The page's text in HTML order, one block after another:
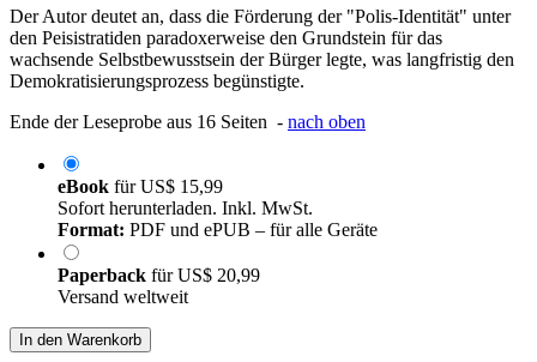
Der Autor deutet an, dass die Förderung der "Polis-Identität" unter
den Peisistratiden paradoxerweise den Grundstein für das
wachsende Selbstbewusstsein der Bürger legte, was langfristig den
Demokratisierungsprozess begünstigte.
Ende der Leseprobe aus 16 Seiten - nach oben
eBook fürUS$ 15,99
Sofort herunterladen. Inkl. MwSt.
Format: PDF und ePUB – für alle Geräte
Paperback fürUS$ 20,99
Versand weltweit
In den Warenkorb